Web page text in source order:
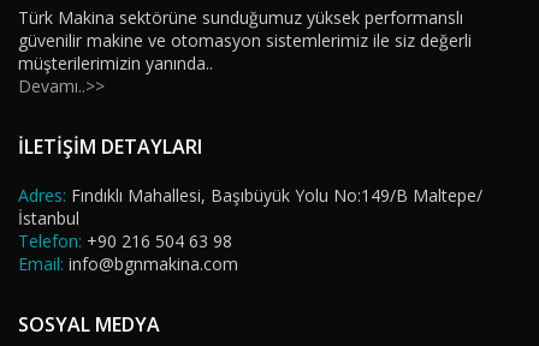
Türk Makina sektörüne sunduğumuz yüksek performanslı
güvenilir makine ve otomasyon sistemlerimiz ile siz değerli
müşterilerimizin yanında..
Devamı..>>
İLETİŞİM DETAYLARI
Adres: Fındıklı Mahallesi, Başıbüyük Yolu No:149/B Maltepe/
İstanbul
Telefon: +90 216 504 63 98
Email: info@bgnmakina.com
SOSYAL MEDYA